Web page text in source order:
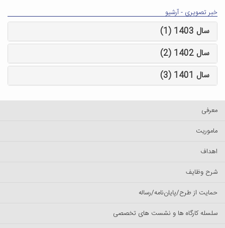
خبر تصویری - آرشیو
سال 1403 (1)
سال 1402 (2)
سال 1401 (3)
معرفی
ماموریت
اهداف
شرح وظایف
حمایت از طرح/پایان‌نامه/رساله
سلسله کارگاه ها و نشست های تخصصی